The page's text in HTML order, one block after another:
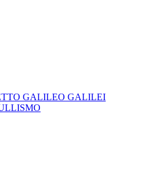
GALILEO GALILEI